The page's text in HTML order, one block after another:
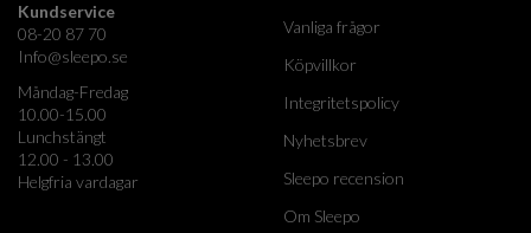
Kundservice
08-20 87 70
Info@sleepo.se
Måndag-Fredag
10.00-15.00
Lunchstängt
12.00 - 13.00
Helgfria vardagar
Vanliga frågor
Köpvillkor
Integritetspolicy
Nyhetsbrev
Sleepo recension
Om Sleepo